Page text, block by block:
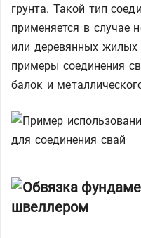
грунта. Такой тип
применяется в случае
или деревянных
примеры соединения
балок и